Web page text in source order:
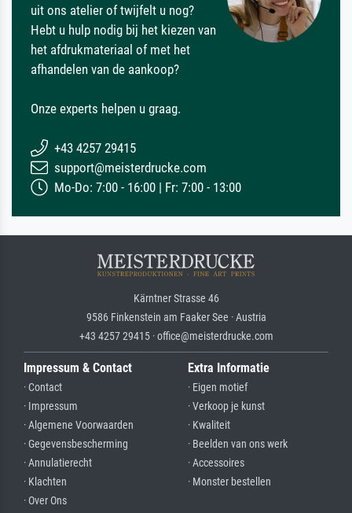
uit ons atelier of twijfelt u nog?
Hebt u hulp nodig bij het kiezen van
het afdrukmateriaal of met het
afhandelen van de aankoop?
Onze experts helpen u graag.
+43 4257 29415
support@meisterdrucke.com
Mo-Do: 7:00 - 16:00 | Fr: 7:00 - 13:00
Kärntner Strasse 46
9586 Finkenstein am Faaker See · Austria
+43 4257 29415 · office@meisterdrucke.com
Impressum & Contact
· Contact
· Impressum
· Algemene Voorwaarden
· Gegevensbescherming
· Annulatierecht
· Klachten
· Over Ons
Extra Informatie
· Eigen motief
· Verkoop je kunst
· Kwaliteit
· Beelden van ons werk
· Accessoires
· Monster bestellen